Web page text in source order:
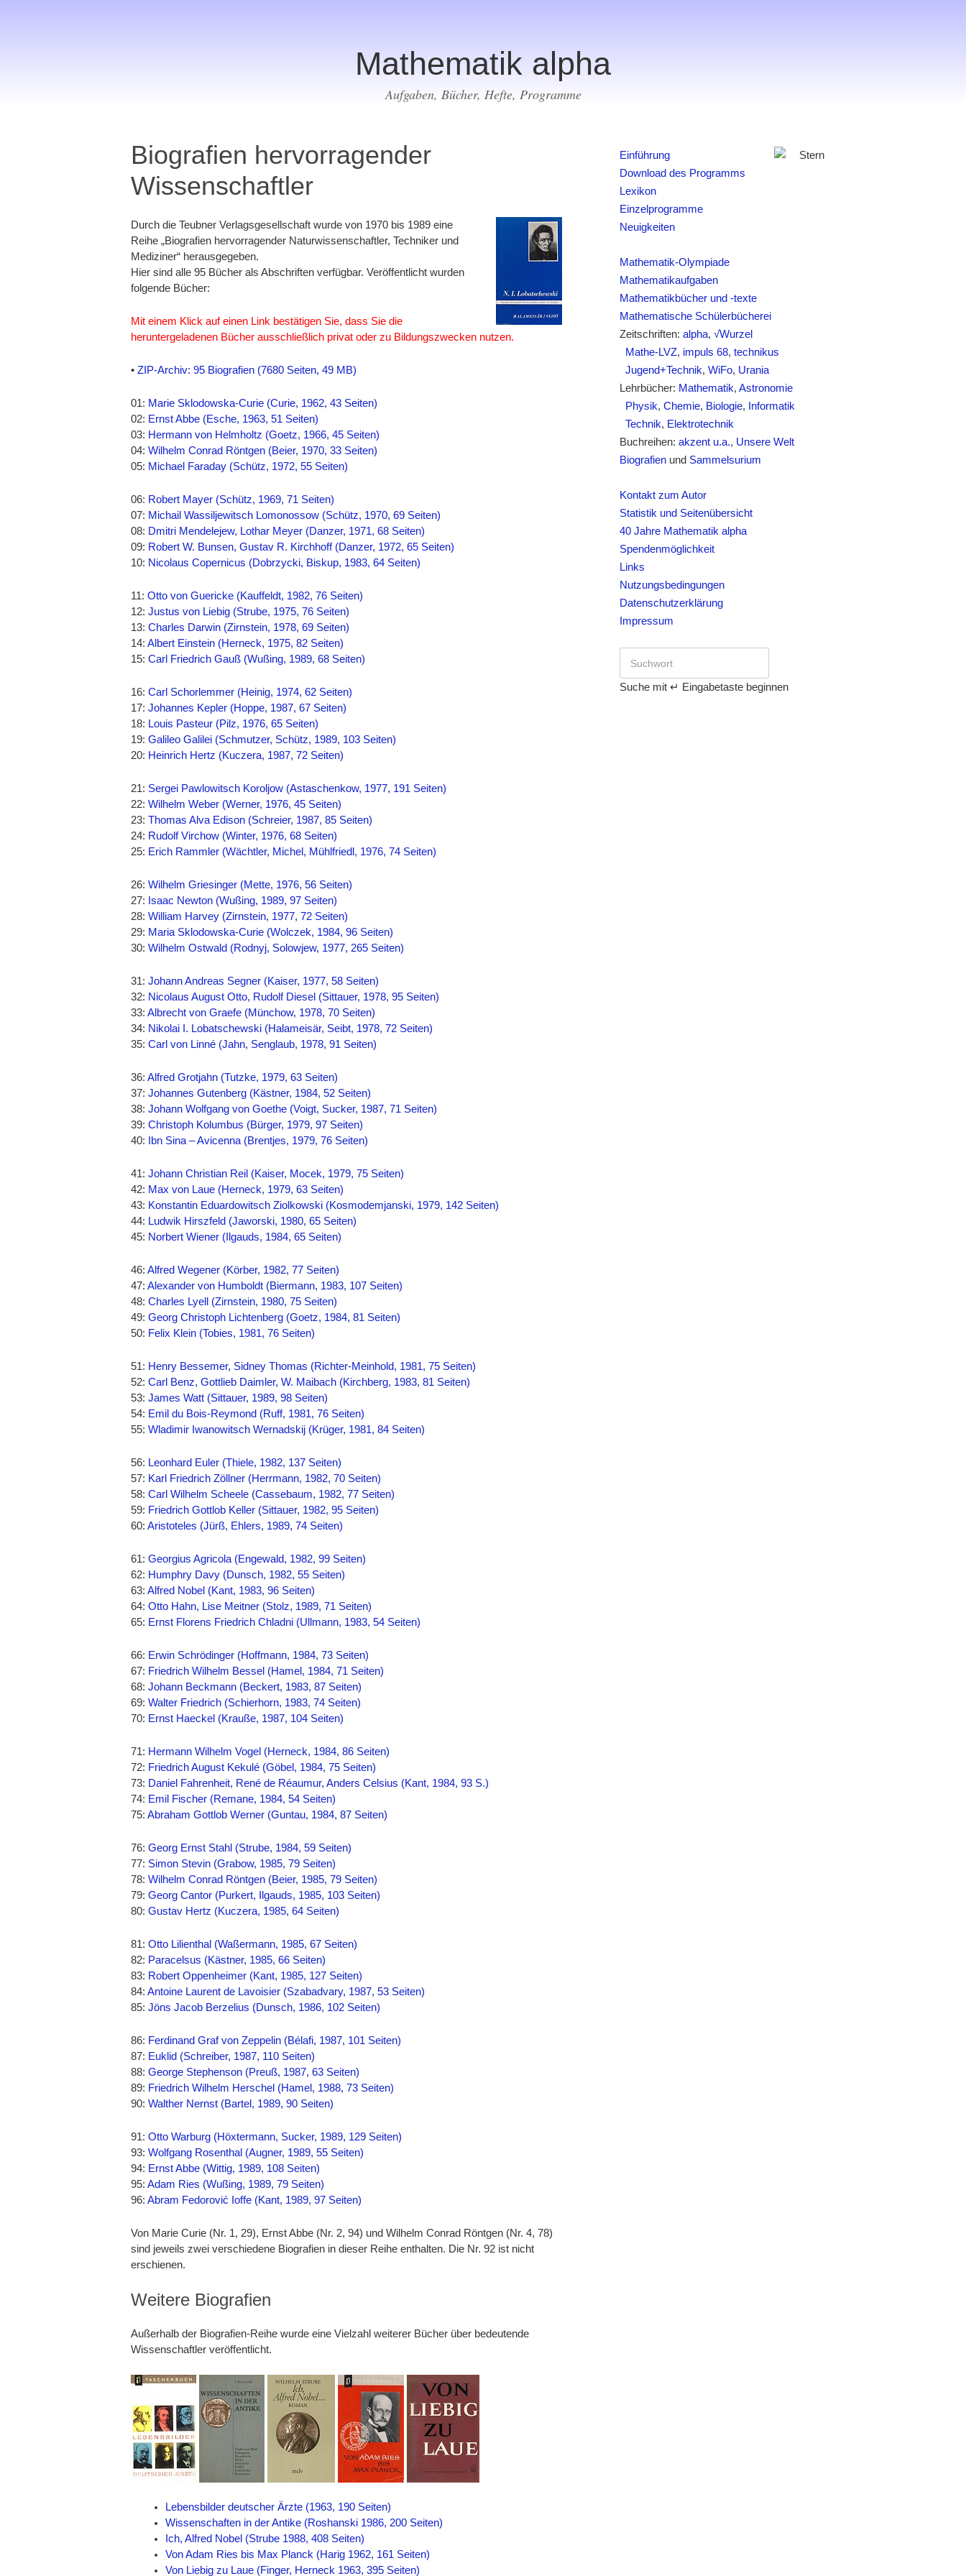
Mathematik alpha
Aufgaben, Bücher, Hefte, Programme
Biografien hervorragender
Wissenschaftler
Durch die Teubner Verlagsgesellschaft wurde von 1970 bis 1989 eine
Reihe „Biografien hervorragender Naturwissenschaftler, Techniker und
Mediziner“ herausgegeben.
Hier sind alle 95 Bücher als Abschriften verfügbar. Veröffentlicht wurden
folgende Bücher:
Mit einem Klick auf einen Link bestätigen Sie, dass Sie die
heruntergeladenen Bücher ausschließlich privat oder zu Bildungszwecken nutzen.
• ZIP-Archiv: 95 Biografien (7680 Seiten, 49 MB)
01: Marie Sklodowska-Curie (Curie, 1962, 43 Seiten)
02: Ernst Abbe (Esche, 1963, 51 Seiten)
03: Hermann von Helmholtz (Goetz, 1966, 45 Seiten)
04: Wilhelm Conrad Röntgen (Beier, 1970, 33 Seiten)
05: Michael Faraday (Schütz, 1972, 55 Seiten)
06: Robert Mayer (Schütz, 1969, 71 Seiten)
07: Michail Wassiljewitsch Lomonossow (Schütz, 1970, 69 Seiten)
08: Dmitri Mendelejew, Lothar Meyer (Danzer, 1971, 68 Seiten)
09: Robert W. Bunsen, Gustav R. Kirchhoff (Danzer, 1972, 65 Seiten)
10: Nicolaus Copernicus (Dobrzycki, Biskup, 1983, 64 Seiten)
11: Otto von Guericke (Kauffeldt, 1982, 76 Seiten)
12: Justus von Liebig (Strube, 1975, 76 Seiten)
13: Charles Darwin (Zirnstein, 1978, 69 Seiten)
14: Albert Einstein (Herneck, 1975, 82 Seiten)
15: Carl Friedrich Gauß (Wußing, 1989, 68 Seiten)
16: Carl Schorlemmer (Heinig, 1974, 62 Seiten)
17: Johannes Kepler (Hoppe, 1987, 67 Seiten)
18: Louis Pasteur (Pilz, 1976, 65 Seiten)
19: Galileo Galilei (Schmutzer, Schütz, 1989, 103 Seiten)
20: Heinrich Hertz (Kuczera, 1987, 72 Seiten)
21: Sergei Pawlowitsch Koroljow (Astaschenkow, 1977, 191 Seiten)
22: Wilhelm Weber (Werner, 1976, 45 Seiten)
23: Thomas Alva Edison (Schreier, 1987, 85 Seiten)
24: Rudolf Virchow (Winter, 1976, 68 Seiten)
25: Erich Rammler (Wächtler, Michel, Mühlfriedl, 1976, 74 Seiten)
26: Wilhelm Griesinger (Mette, 1976, 56 Seiten)
27: Isaac Newton (Wußing, 1989, 97 Seiten)
28: William Harvey (Zirnstein, 1977, 72 Seiten)
29: Maria Sklodowska-Curie (Wolczek, 1984, 96 Seiten)
30: Wilhelm Ostwald (Rodnyj, Solowjew, 1977, 265 Seiten)
31: Johann Andreas Segner (Kaiser, 1977, 58 Seiten)
32: Nicolaus August Otto, Rudolf Diesel (Sittauer, 1978, 95 Seiten)
33: Albrecht von Graefe (Münchow, 1978, 70 Seiten)
34: Nikolai I. Lobatschewski (Halameisär, Seibt, 1978, 72 Seiten)
35: Carl von Linné (Jahn, Senglaub, 1978, 91 Seiten)
36: Alfred Grotjahn (Tutzke, 1979, 63 Seiten)
37: Johannes Gutenberg (Kästner, 1984, 52 Seiten)
38: Johann Wolfgang von Goethe (Voigt, Sucker, 1987, 71 Seiten)
39: Christoph Kolumbus (Bürger, 1979, 97 Seiten)
40:
Ibn Sina – Avicenna (Brentjes, 1979, 76 Seiten)
41: Johann Christian Reil (Kaiser, Mocek, 1979, 75 Seiten)
42: Max von Laue (Herneck, 1979, 63 Seiten)
43: Konstantin Eduardowitsch Ziolkowski (Kosmodemjanski, 1979, 142 Seiten)
44: Ludwik Hirszfeld (Jaworski, 1980, 65 Seiten)
45: Norbert Wiener (Ilgauds, 1984, 65 Seiten)
46: Alfred Wegener (Körber, 1982, 77 Seiten)
47: Alexander von Humboldt (Biermann, 1983, 107 Seiten)
48: Charles Lyell (Zirnstein, 1980, 75 Seiten)
49: Georg Christoph Lichtenberg (Goetz, 1984, 81 Seiten)
50: Felix Klein (Tobies, 1981, 76 Seiten)
51: Henry Bessemer, Sidney Thomas (Richter-Meinhold, 1981, 75 Seiten)
52: Carl Benz, Gottlieb Daimler, W. Maibach (Kirchberg, 1983, 81 Seiten)
53: James Watt (Sittauer, 1989, 98 Seiten)
54: Emil du Bois-Reymond (Ruff, 1981, 76 Seiten)
55: Wladimir Iwanowitsch Wernadskij (Krüger, 1981, 84 Seiten)
56: Leonhard Euler (Thiele, 1982, 137 Seiten)
57: Karl Friedrich Zöllner (Herrmann, 1982, 70 Seiten)
58: Carl Wilhelm Scheele (Cassebaum, 1982, 77 Seiten)
59: Friedrich Gottlob Keller (Sittauer, 1982, 95 Seiten)
60: Aristoteles (Jürß, Ehlers, 1989, 74 Seiten)
61: Georgius Agricola (Engewald, 1982, 99 Seiten)
62: Humphry Davy (Dunsch, 1982, 55 Seiten)
63: Alfred Nobel (Kant, 1983, 96 Seiten)
64: Otto Hahn, Lise Meitner (Stolz, 1989, 71 Seiten)
65: Ernst Florens Friedrich Chladni (Ullmann, 1983, 54 Seiten)
66: Erwin Schrödinger (Hoffmann, 1984, 73 Seiten)
67: Friedrich Wilhelm Bessel (Hamel, 1984, 71 Seiten)
68: Johann Beckmann (Beckert, 1983, 87 Seiten)
69: Walter Friedrich (Schierhorn, 1983, 74 Seiten)
70: Ernst Haeckel (Krauße, 1987, 104 Seiten)
71: Hermann Wilhelm Vogel (Herneck, 1984, 86 Seiten)
72: Friedrich August Kekulé (Göbel, 1984, 75 Seiten)
73: Daniel Fahrenheit, René de Réaumur, Anders Celsius (Kant, 1984, 93 S.)
74: Emil Fischer (Remane, 1984, 54 Seiten)
75: Abraham Gottlob Werner (Guntau, 1984, 87 Seiten)
76: Georg Ernst Stahl (Strube, 1984, 59 Seiten)
77: Simon Stevin (Grabow, 1985, 79 Seiten)
78: Wilhelm Conrad Röntgen (Beier, 1985, 79 Seiten)
79: Georg Cantor (Purkert, Ilgauds, 1985, 103 Seiten)
80: Gustav Hertz (Kuczera, 1985, 64 Seiten)
81: Otto Lilienthal (Waßermann, 1985, 67 Seiten)
82: Paracelsus (Kästner, 1985, 66 Seiten)
83: Robert Oppenheimer (Kant, 1985, 127 Seiten)
84: Antoine Laurent de Lavoisier (Szabadvary, 1987, 53 Seiten)
85: Jöns Jacob Berzelius (Dunsch, 1986, 102 Seiten)
86: Ferdinand Graf von Zeppelin (Bélafi, 1987, 101 Seiten)
87: Euklid (Schreiber, 1987, 110 Seiten)
88: George Stephenson (Preuß, 1987, 63 Seiten)
89: Friedrich Wilhelm Herschel (Hamel, 1988, 73 Seiten)
90: Walther Nernst (Bartel, 1989, 90 Seiten)
91: Otto Warburg (Höxtermann, Sucker, 1989, 129 Seiten)
93: Wolfgang Rosenthal (Augner, 1989, 55 Seiten)
94: Ernst Abbe (Wittig, 1989, 108 Seiten)
95: Adam Ries (Wußing, 1989, 79 Seiten)
96: Abram Fedorović Ioffe (Kant, 1989, 97 Seiten)
Von Marie Curie (Nr. 1, 29), Ernst Abbe (Nr. 2, 94) und Wilhelm Conrad Röntgen (Nr. 4, 78)
sind jeweils zwei verschiedene Biografien in dieser Reihe enthalten. Die Nr. 92 ist nicht
erschienen.
Weitere Biografien
Außerhalb der Biografien-Reihe wurde eine Vielzahl weiterer Bücher über bedeutende
Wissenschaftler veröffentlicht.
Lebensbilder deutscher Ärzte (1963, 190 Seiten)
Wissenschaften in der Antike (Roshanski 1986, 200 Seiten)
Ich, Alfred Nobel (Strube 1988, 408 Seiten)
Von Adam Ries bis Max Planck (Harig 1962, 161 Seiten)
Von Liebig zu Laue (Finger, Herneck 1963, 395 Seiten)
Einführung
Download des Programms
Lexikon
Einzelprogramme
Neuigkeiten
Mathematik-Olympiade
Mathematikaufgaben
Mathematikbücher und -texte
Mathematische Schülerbücherei
Zeitschriften: alpha, √Wurzel
Mathe-LVZ, impuls 68, technikus
Jugend+Technik, WiFo, Urania
Lehrbücher: Mathematik, Astronomie
Physik, Chemie, Biologie,
Informatik
Technik, Elektrotechnik
Buchreihen: akzent u.a., Unsere Welt
Biografien und Sammelsurium
Kontakt zum Autor
Statistik und Seitenübersicht
40 Jahre Mathematik alpha
Spendenmöglichkeit
Links
Nutzungsbedingungen
Datenschutzerklärung
Impressum
Suche mit ↵ Eingabetaste beginnen